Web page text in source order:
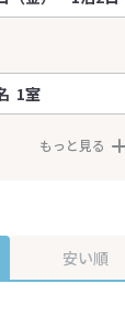
もっと見る
安い順